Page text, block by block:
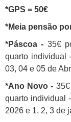
*GPS = 50€
*Meia pensão
*Páscoa - 35€
quarto individual
03, 04 e 05 de
*Ano Novo -
quarto individual
2026 e 1, 2, 3 de